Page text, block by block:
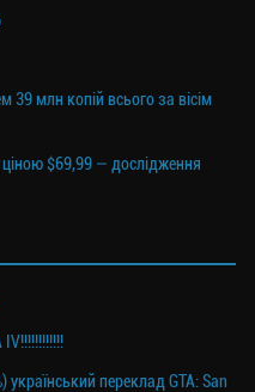
39 млн копій всього за вісім
ціною $69,99 — дослідження
переклад GTA: San